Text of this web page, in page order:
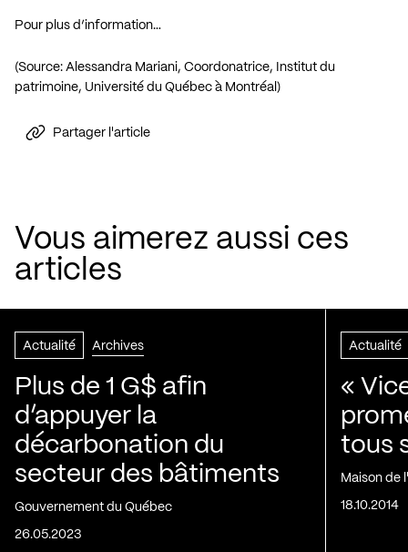
Pour plus d’information…
(Source: Alessandra Mariani, Coordonatrice, Institut du
patrimoine, Université du Québec à Montréal)
Partager l'article
Vous aimerez aussi ces
articles
Actualité Archives
Plus de 1 G$ afin
d’appuyer la
décarbonation du
secteur des bâtiments
Gouvernement du Québec
26.05.2023
Actualité
«
tous
Maison de
18.10.2014